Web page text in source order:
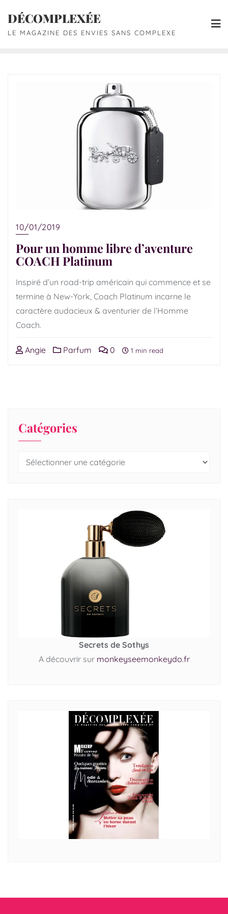
DÉCOMPLEXÉE
LE MAGAZINE DES ENVIES SANS COMPLEXE
10/01/2019
Pour un homme libre d’aventure
COACH Platinum
Inspiré d’un road-trip américain qui commence et se
termine à New-York, Coach Platinum incarne le
caractère audacieux & aventurier de l’Homme
Coach.
Angie Parfum 0 1 min read
Catégories
Secrets de Sothys
A découvrir sur monkeyseemonkeydo.fr